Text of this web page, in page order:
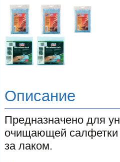
Описание
Предназначено для
очищающей салфетки
за лаком.